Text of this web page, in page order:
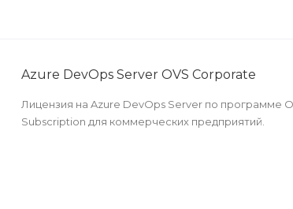
Azure DevOps Server OVS Corporate
Лицензия на Azure DevOps Server по программе
Subscription для коммерческих предприятий.